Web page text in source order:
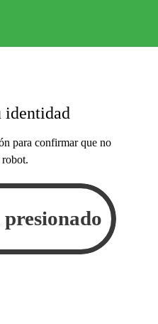
identidad
para confirmar que no
robot.